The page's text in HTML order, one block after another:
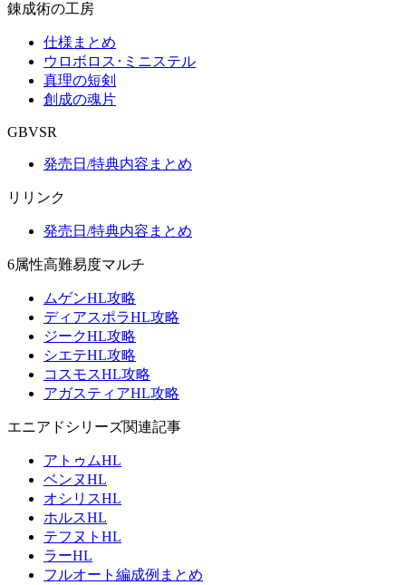
錬成術の工房
仕様まとめ
ウロボロス･ミニステル
真理の短剣
創成の魂片
GBVSR
発売日/特典内容まとめ
リリンク
発売日/特典内容まとめ
6属性高難易度マルチ
ムゲンHL攻略
ディアスポラHL攻略
ジークHL攻略
シエテHL攻略
コスモスHL攻略
アガスティアHL攻略
エニアドシリーズ関連記事
アトゥムHL
ベンヌHL
オシリスHL
ホルスHL
テフヌトHL
ラーHL
フルオート編成例まとめ